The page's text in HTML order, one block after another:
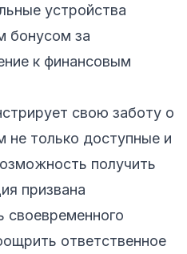
устройства
бонусом за
к финансовым
свою заботу о
не только доступные и
получить
призвана
своевременного
ответственное